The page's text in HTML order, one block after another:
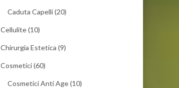
Caduta Capelli(20)
Cellulite(10)
Chirurgia Estetica (9)
Cosmetici(60)
Cosmetici Anti Age(10)